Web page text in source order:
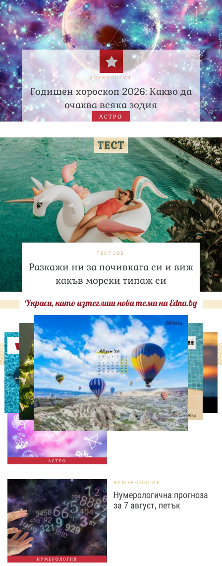
АСТРОЛОГИЯ
Годишен хороскоп 2026: Какво да
очаква всяка зодия
АСТРО
ТЕСТОВЕ
Разкажи ни за почивката си и виж
какъв морски типаж си
Украси, като изтеглиш нова тема на Edna.bg
Оферти
АСТРО
АСТРОЛОГИЯ
Дневен хороскоп за 7
август, петък
НУМЕРОЛОГИЯ
НУМЕРОЛОГИЯ
Нумерологична прогноза
за 7 август, петък